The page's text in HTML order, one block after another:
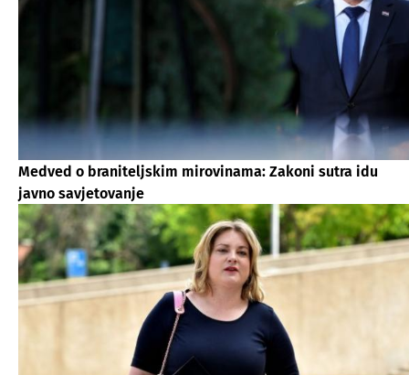
Medved o braniteljskim mirovinama: Zakoni sutra idu
javno savjetovanje